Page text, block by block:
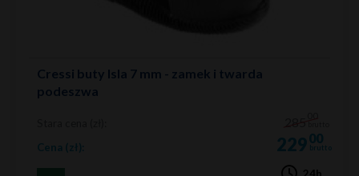
Cressi buty Isla 7 mm - zamek i twarda
podeszwa
Cena (zł): 22900
brutto
24h